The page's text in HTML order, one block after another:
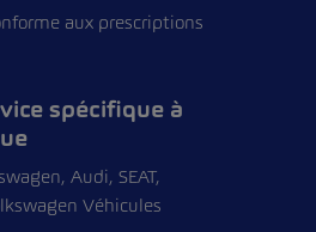
aux prescriptions
spécifique à
Audi, SEAT,
Véhicules